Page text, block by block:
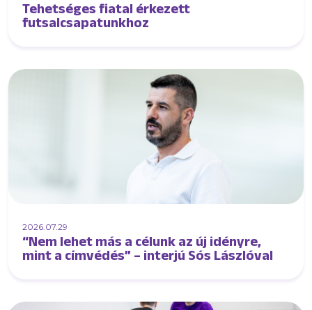
Tehetséges fiatal érkezett
futsalcsapatunkhoz
2026.07.29
“Nem lehet más a célunk az új idényre,
mint a címvédés” – interjú Sós Lászlóval